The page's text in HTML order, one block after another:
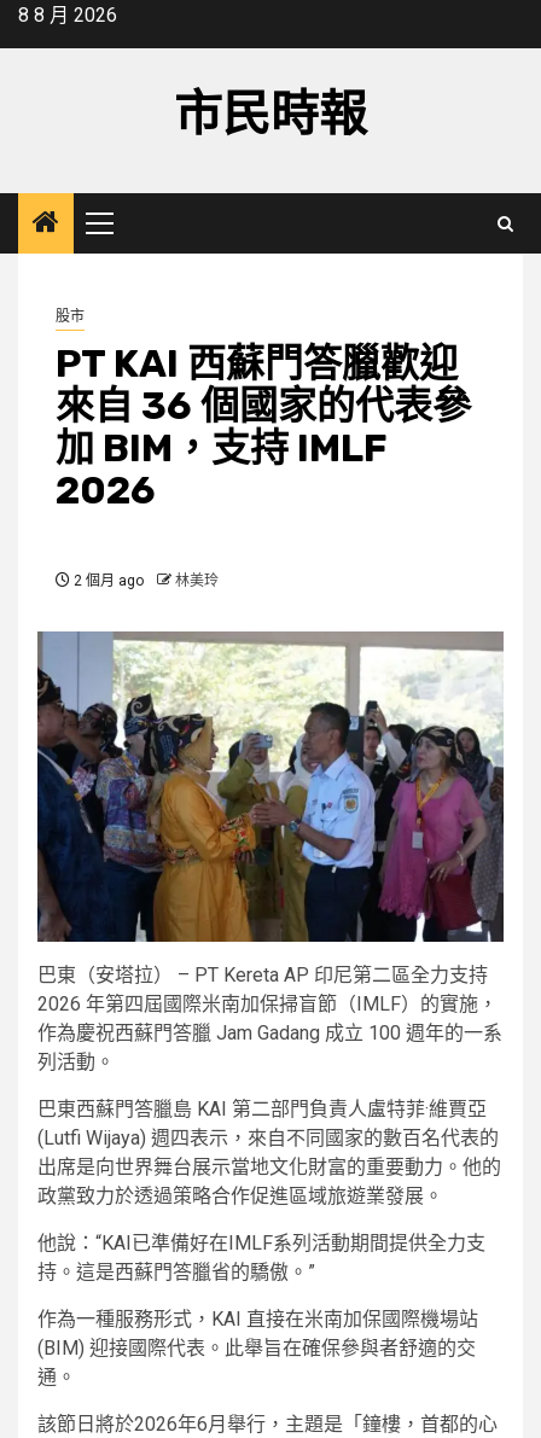
Skip8 8 月 2026
市民時報
Primary
Menu
股市
PT KAI 西蘇門答臘歡迎
來自 36 個國家的代表參
加 BIM，支持 IMLF
2026
2 個月 ago 林美玲
巴東（安塔拉） – PT Kereta AP 印尼第二區全力支持
2026 年第四屆國際米南加保掃盲節（IMLF）的實施，
作為慶祝西蘇門答臘 Jam Gadang 成立 100 週年的一系
列活動。
巴東西蘇門答臘島 KAI 第二部門負責人盧特菲·維賈亞
(Lutfi Wijaya) 週四表示，來自不同國家的數百名代表的
出席是向世界舞台展示當地文化財富的重要動力。他的
政黨致力於透過策略合作促進區域旅遊業發展。
他說：“KAI已準備好在IMLF系列活動期間提供全力支
持。這是西蘇門答臘省的驕傲。”
作為一種服務形式，KAI 直接在米南加保國際機場站
(BIM) 迎接國際代表。此舉旨在確保參與者舒適的交
通。
該節日將於2026年6月舉行，主題是「鐘樓，首都的心